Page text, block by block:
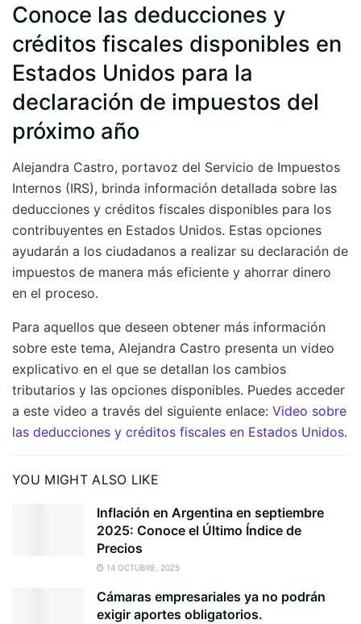
Conoce las deducciones y
créditos fiscales disponibles en
Estados Unidos para la
declaración de impuestos del
próximo año
Alejandra Castro, portavoz del Servicio de Impuestos
Internos (IRS), brinda información detallada sobre las
deducciones y créditos fiscales disponibles para los
contribuyentes en Estados Unidos. Estas opciones
ayudarán a los ciudadanos a realizar su declaración de
impuestos de manera más eficiente y ahorrar dinero
en el proceso.
Para aquellos que deseen obtener más información
sobre este tema, Alejandra Castro presenta un video
explicativo en el que se detallan los cambios
tributarios y las opciones disponibles. Puedes acceder
a este video a través del siguiente enlace: Video sobre
las deducciones y créditos fiscales en Estados Unidos.
YOU MIGHT ALSO LIKE
Inflación en Argentina en septiembre
2025: Conoce el Último Índice de
Precios
14 OCTUBRE, 2025
Cámaras empresariales ya no podrán
exigir aportes obligatorios.